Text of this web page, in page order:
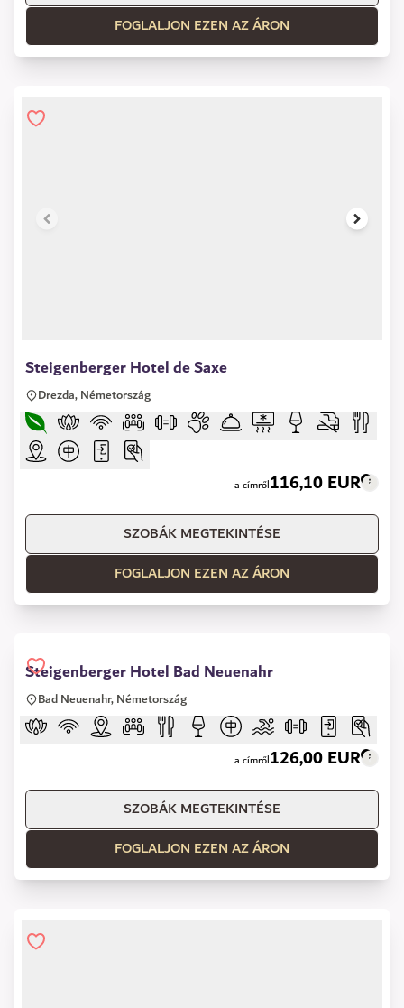
FOGLALJON EZEN AZ ÁRON
Steigenberger Hotel de Saxe
Drezda, Németország
a címről116,10 EUR
SZOBÁK MEGTEKINTÉSE
FOGLALJON EZEN AZ ÁRON
Steigenberger Hotel Bad Neuenahr
Bad Neuenahr, Németország
a címről126,00 EUR
SZOBÁK MEGTEKINTÉSE
FOGLALJON EZEN AZ ÁRON